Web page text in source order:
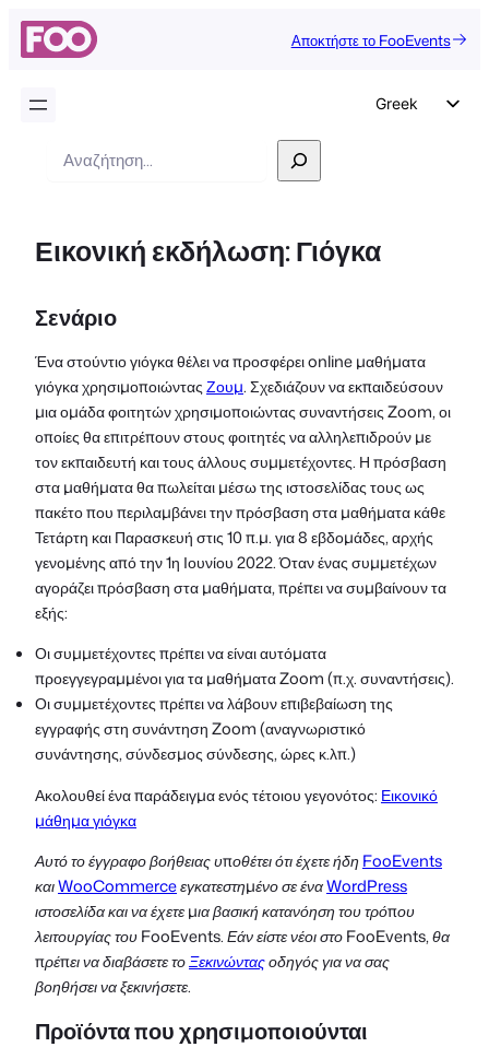
Αποκτήστε το FooEvents
Greek
Spanish
French
Polish
Czech
Αναζήτηση
Εικονική εκδήλωση: Γιόγκα
Σενάριο
Ένα στούντιο γιόγκα θέλει να προσφέρει online μαθήματα
γιόγκα χρησιμοποιώνταςΖουμ. Σχεδιάζουν να εκπαιδεύσουν
μια ομάδα φοιτητών χρησιμοποιώντας συναντήσεις Zoom, οι
οποίες θα επιτρέπουν στους φοιτητές να αλληλεπιδρούν με
τον εκπαιδευτή και τους άλλους συμμετέχοντες. Η πρόσβαση
στα μαθήματα θα πωλείται μέσω της ιστοσελίδας τους ως
πακέτο που περιλαμβάνει την πρόσβαση στα μαθήματα κάθε
Τετάρτη και Παρασκευή στις 10 π.μ. για 8 εβδομάδες, αρχής
γενομένης από την 1η Ιουνίου 2022. Όταν ένας συμμετέχων
αγοράζει πρόσβαση στα μαθήματα, πρέπει να συμβαίνουν τα
εξής:
Οι συμμετέχοντες πρέπει να είναι αυτόματα
προεγγεγραμμένοι για τα μαθήματα Zoom (π.χ. συναντήσεις).
Οι συμμετέχοντες πρέπει να λάβουν επιβεβαίωση της
εγγραφής στη συνάντηση Zoom (αναγνωριστικό
συνάντησης, σύνδεσμος σύνδεσης, ώρες κ.λπ.)
Ακολουθεί ένα παράδειγμα ενός τέτοιου γεγονότος: Εικονικό
μάθημα γιόγκα
Αυτό το έγγραφο βοήθειας υποθέτει ότι έχετε ήδη FooEvents
καιWooCommerceεγκατεστημένο σε έναWordPress
ιστοσελίδα και να έχετε μια βασική κατανόηση του τρόπου
λειτουργίας του FooEvents. Εάν είστε νέοι στο FooEvents, θα
πρέπει να διαβάσετε τοΞεκινώνταςοδηγός για να σας
βοηθήσει να ξεκινήσετε.
Προϊόντα που χρησιμοποιούνται